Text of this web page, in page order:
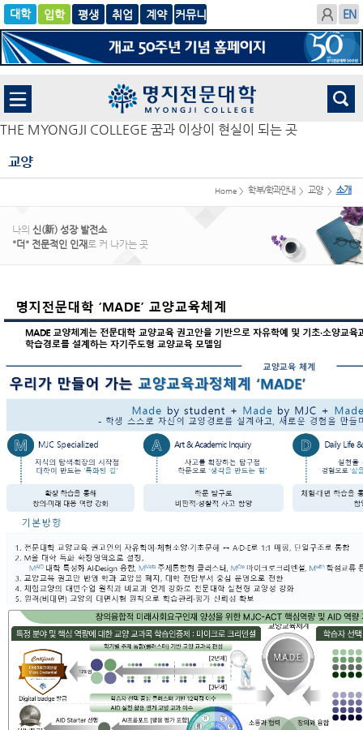
입학
글로
벌
평생 취업
계
약
THE MYONGJI COLLEGE 꿈과 이상이 현실이 되는 곳
교양
Home > 학부/학과안내 > 교양 > 소개
나의 신(新) 성장 발전소
"더" 전문적인 인재로 커 나가는 곳